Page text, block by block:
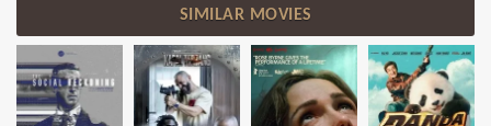
SIMILAR MOVIES